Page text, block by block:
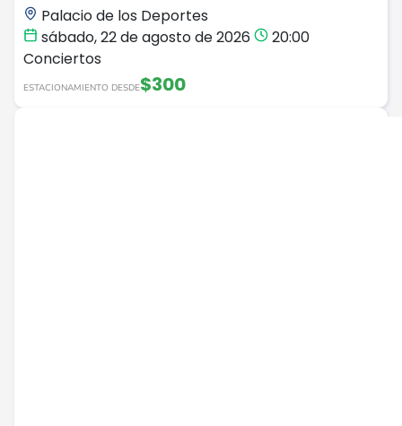
Palacio de los Deportes
sábado, 22 de agosto de 2026
20:00
Conciertos
ESTACIONAMIENTO DESDE$300